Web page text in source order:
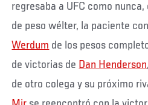
regresaba a UFC como
de peso wélter, la paciente
Werdum de los pesos
de victorias de Dan Henderson
de otro colega y su próximo